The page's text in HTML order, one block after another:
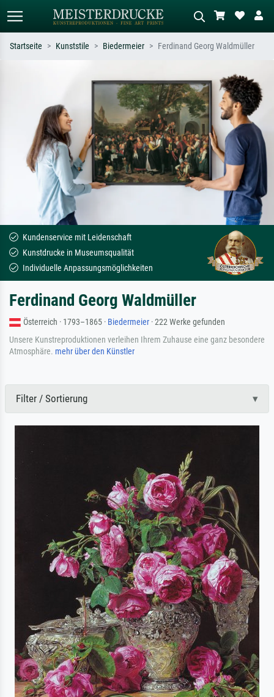
Suchen Sie nach Künstlern, Werktiteln
oder Stilen – z.B. Monet,
Sternennacht, Impressionismus, Welle
Hokusai, Akt.
Beschreiben Sie die Szene – z.B. Grüne
Wiese, Abstrakt mit viel Rot, Dunkles
Ölgemälde, Stehender Akt neben einem
Baum.
Startseite Kunststile Biedermeier Ferdinand Georg Waldmüller
Kundenservice mit Leidenschaft
Kunstdrucke in Museumsqualität
Individuelle Anpassungsmöglichkeiten
Ferdinand Georg Waldmüller
Österreich · 1793–1865 · Biedermeier · 222 Werke gefunden
Unsere Kunstreproduktionen verleihen Ihrem Zuhause eine ganz besondere
Atmosphäre. mehr über den Künstler
Filter / Sortierung